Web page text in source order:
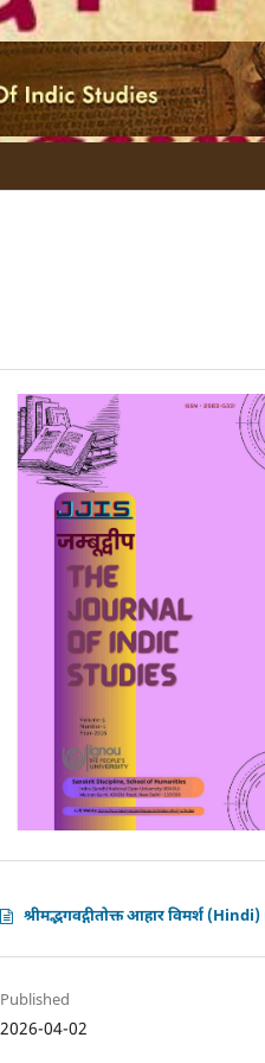
श्रीमद्भगवद्गीतोक्त आहार विमर्श (Hindi)
Published
2026-04-02